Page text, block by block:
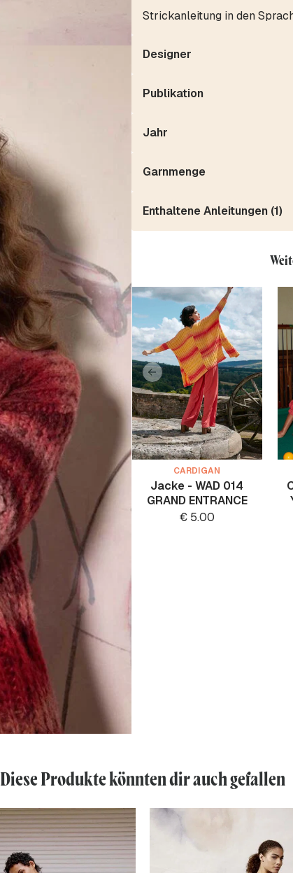
Strickanleitung in den
Designer
Publikation
Jahr
Garnmenge
Enthaltene Anleitungen (1)
CARDIGAN
Jacke - WAD 014
GRAND ENTRANCE
€ 5.00
Diese Produkte könnten dir auch gefallen